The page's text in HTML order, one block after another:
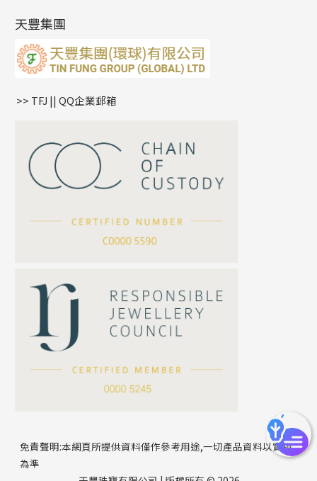
公司名稱
聯絡電話
雙十字鏈系列
水波鏈系列
蛇骨鏈系列
鏈尾系列
嘴唇鏈系列
S車花鏈系列
珍珠鏈系列
坦克鏈系列
滿天星鏈系列
方假繩鏈系列
耳環扣系列
耳綫/耳鈎系列
耳環爪頭
耳環
字母吊墜
相盒吊墜
項鏈吊墜
生肖吊墜
星座吊墜
珠扣
天豐集團
>> TFJ || QQ企業郵箱
免責聲明:本網頁所提供資料僅作參考用途,一切產品資料以實物
為準